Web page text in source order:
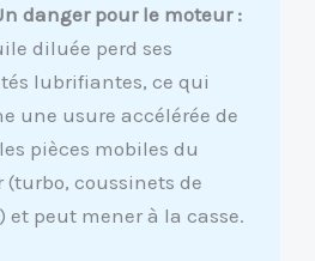
danger pour le moteur :
diluée perd ses
lubrifiantes, ce qui
une usure accélérée de
pièces mobiles du
(turbo, coussinets de
et peut mener à la casse.